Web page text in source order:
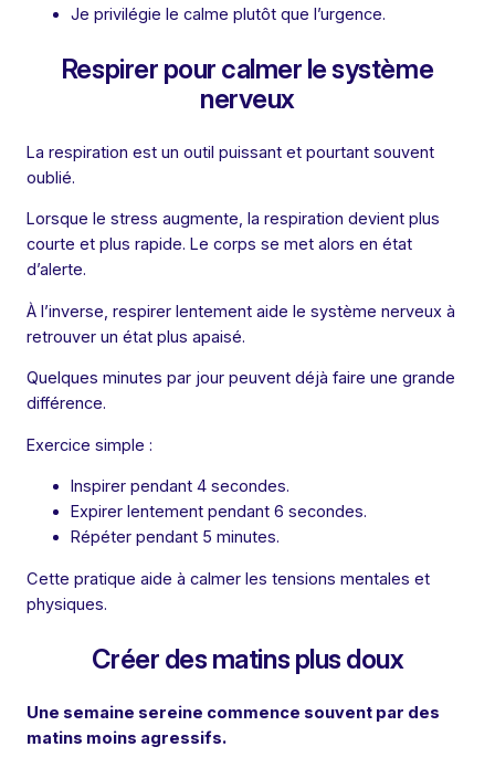
Je privilégie le calme plutôt que l’urgence.
Respirer pour calmer le système
nerveux
La respiration est un outil puissant et pourtant souvent
oublié.
Lorsque le stress augmente, la respiration devient plus
courte et plus rapide. Le corps se met alors en état
d’alerte.
À l’inverse, respirer lentement aide le système nerveux à
retrouver un état plus apaisé.
Quelques minutes par jour peuvent déjà faire une grande
différence.
Exercice simple :
Inspirer pendant 4 secondes.
Expirer lentement pendant 6 secondes.
Répéter pendant 5 minutes.
Cette pratique aide à calmer les tensions mentales et
physiques.
Créer des matins plus doux
Une semaine sereine commence souvent par des
matins moins agressifs.